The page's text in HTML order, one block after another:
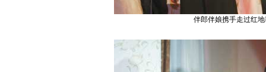
伴郎伴娘携手走过红